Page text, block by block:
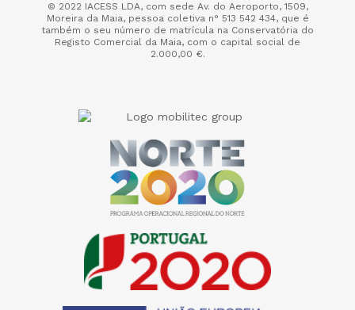
© 2022 IACESS LDA, com sede Av. do Aeroporto, 1509,
Moreira da Maia, pessoa coletiva n° 513 542 434, que é
também o seu número de matrícula na Conservatória do
Registo Comercial da Maia, com o capital social de
2.000,00 €.